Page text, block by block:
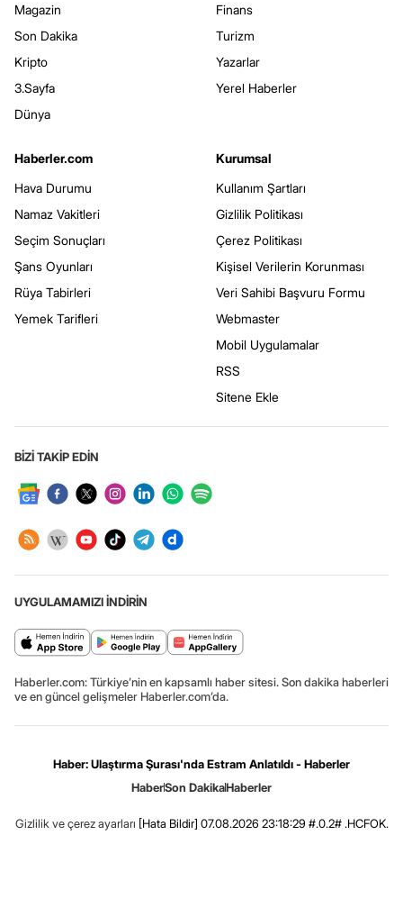
Magazin
Son Dakika
Kripto
3.Sayfa
Dünya
Finans
Turizm
Yazarlar
Yerel Haberler
Haberler.com
Hava Durumu
Namaz Vakitleri
Seçim Sonuçları
Şans Oyunları
Rüya Tabirleri
Yemek Tarifleri
Kurumsal
Kullanım Şartları
Gizlilik Politikası
Çerez Politikası
Kişisel Verilerin Korunması
Veri Sahibi Başvuru Formu
Webmaster
Mobil Uygulamalar
RSS
Sitene Ekle
BİZİ TAKİP EDİN
UYGULAMAMIZI İNDİRİN
Haberler.com: Türkiye’nin en kapsamlı haber sitesi. Son dakika haberleri
ve en güncel gelişmeler Haberler.com’da.
Haber: Ulaştırma Şurası'nda Estram Anlatıldı - Haberler
HaberSon DakikaHaberler
Gizlilik ve çerez ayarları [Hata Bildir] 07.08.2026 23:18:29 #.0.2# .HCFOK.